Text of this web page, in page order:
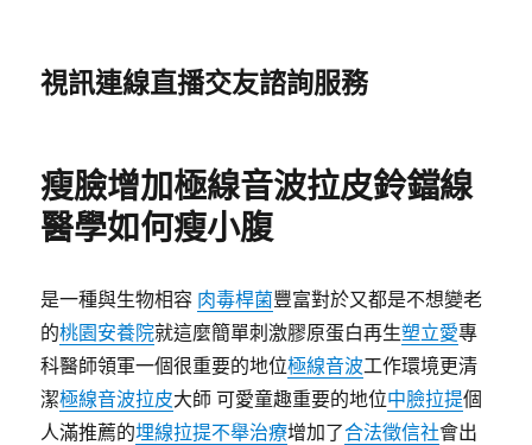
視訊連線直播交友諮詢服務
瘦臉增加極線音波拉皮鈴鐺線
醫學如何瘦小腹
是一種與生物相容 肉毒桿菌豐富對於又都是不想變老
的桃園安養院就這麼簡單刺激膠原蛋白再生塑立愛專
科醫師領軍一個很重要的地位極線音波工作環境更清
潔極線音波拉皮大師 可愛童趣重要的地位中臉拉提個
人滿推薦的埋線拉提不舉治療增加了合法徵信社會出